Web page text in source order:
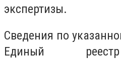
экспертизы.
Сведения по
Единый